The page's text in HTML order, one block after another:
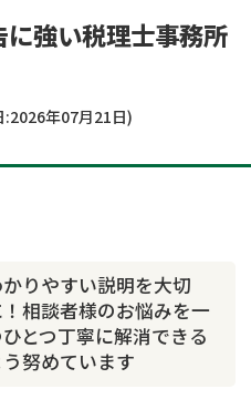
強い税理士事務所
:2026年07月21日)
りやすい説明を大切
！相談者様のお悩みを一
とつ丁寧に解消できる
う努めています